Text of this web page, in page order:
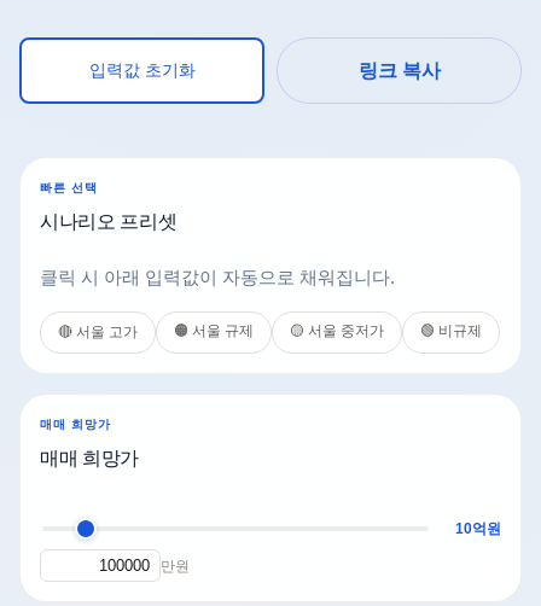
입력값 초기화 링크 복사
빠른 선택
시나리오 프리셋
클릭 시 아래 입력값이 자동으로 채워집니다.
🔴 서울 고가 🟠 서울 규제 🟡 서울 중저가 🟢 비규제
매매 희망가
매매 희망가
10억원
만원